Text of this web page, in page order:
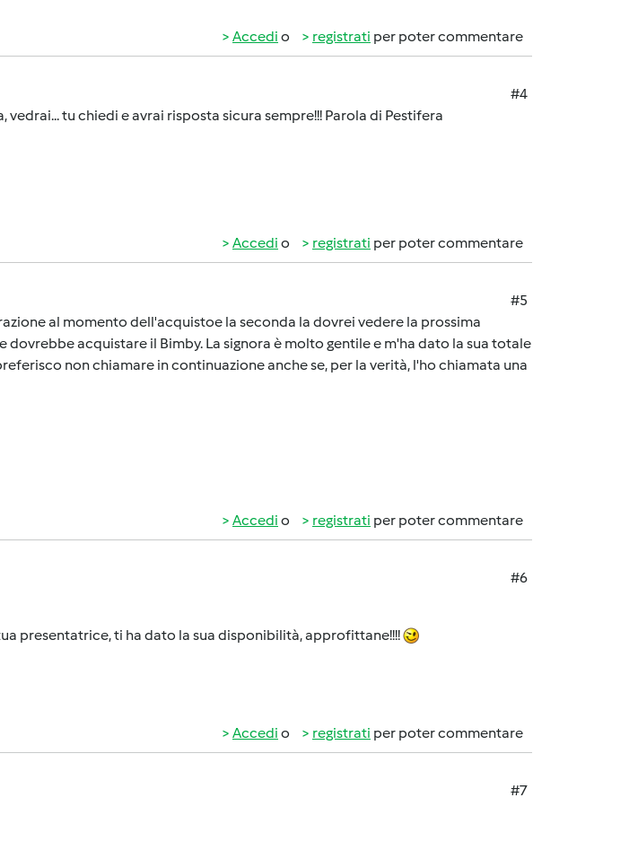
Accedi o registrati per poter commentare
#4
vedrai... tu chiedi e avrai risposta sicura sempre!!! Parola di Pestifera
Accedi o registrati per poter commentare
#5
al momento dell'acquistoe la seconda la dovrei vedere la prossima
dovrebbe acquistare il Bimby. La signora è molto gentile e m'ha dato la sua totale
non chiamare in continuazione anche se, per la verità, l'ho chiamata una
Accedi o registrati per poter commentare
#6
presentatrice, ti ha dato la sua disponibilità, approfittane!!!!
Accedi o registrati per poter commentare
#7